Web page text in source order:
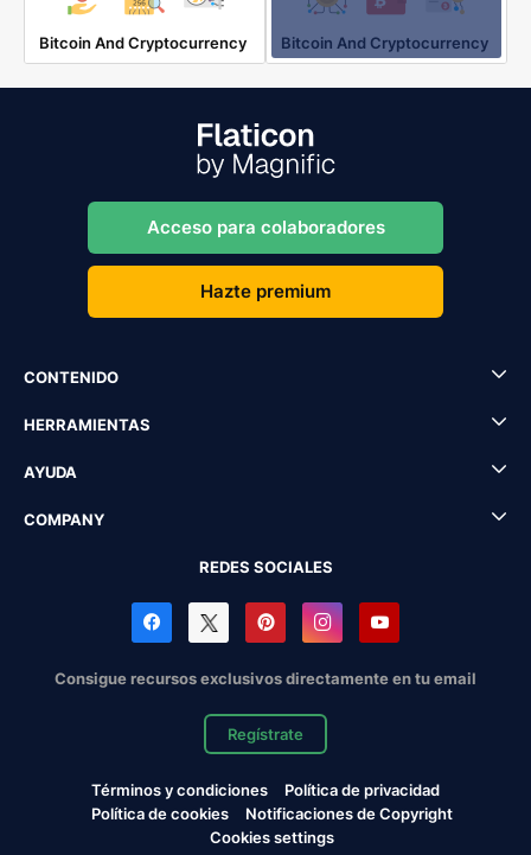
Bitcoin And Cryptocurrency Bitcoin And Cryptocurrency
Acceso para colaboradores
Hazte premium
CONTENIDO
HERRAMIENTAS
AYUDA
COMPANY
REDES SOCIALES
Consigue recursos exclusivos directamente en tu email
Regístrate
Términos y condiciones
Política de privacidad
Política de cookies
Notificaciones de Copyright
Cookies settings